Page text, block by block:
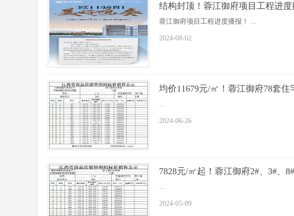
结构封顶！蓉江御府项目工程进度
蓉江御府项目工程进度播报！ ...
2024-08-02
均价11679元/㎡！蓉江御府78套住
...
2024-06-26
7828元/㎡起！蓉江御府2#、3#、
...
2024-05-09